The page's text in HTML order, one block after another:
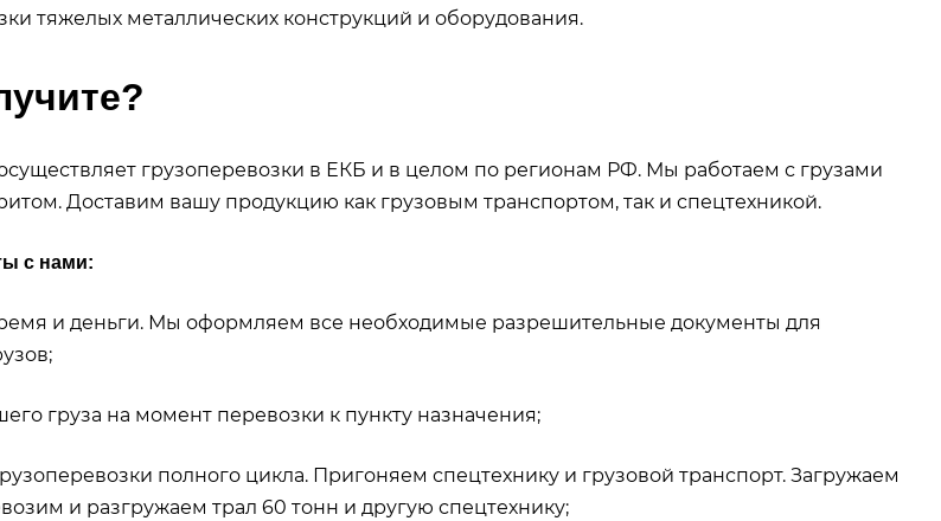
тяжелых металлических конструкций и оборудования.
грузоперевозки в ЕКБ и в целом по регионам РФ. Мы работаем с грузами
Доставим вашу продукцию как грузовым транспортом, так и спецтехникой.
с нами:
и деньги. Мы оформляем все необходимые разрешительные документы для
груза на момент перевозки к пункту назначения;
полного цикла. Пригоняем спецтехнику и грузовой транспорт. Загружаем
и разгружаем трал 60 тонн и другую спецтехнику;